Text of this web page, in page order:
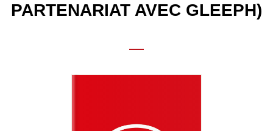
PARTENARIAT AVEC GLEEPH)